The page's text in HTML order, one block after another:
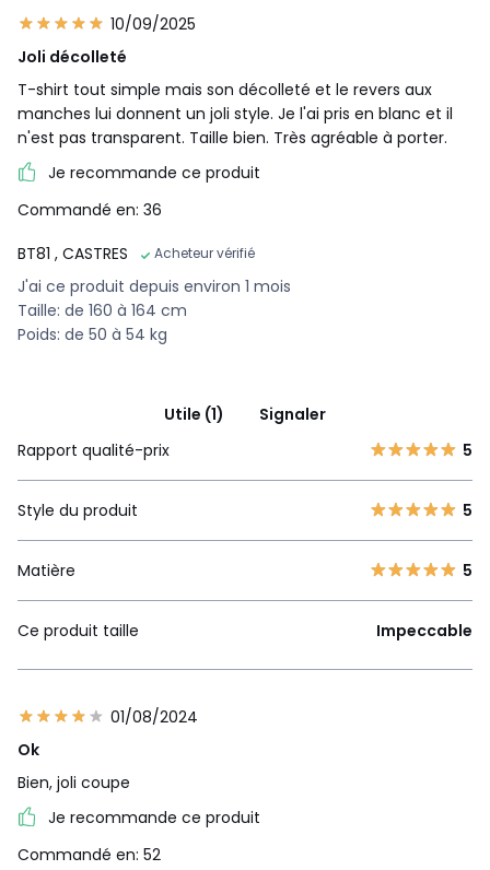
10/09/2025
Joli décolleté
T-shirt tout simple mais son décolleté et le revers aux
manches lui donnent un joli style. Je l'ai pris en blanc et il
n'est pas transparent. Taille bien. Très agréable à porter.
Je recommande ce produit
Commandé en: 36
BT81 , CASTRES Acheteur vérifié
J'ai ce produit depuis environ 1 mois
Taille: de 160 à 164 cm
Poids: de 50 à 54 kg
Utile (1)
Signaler
Rapport qualité-prix
5
Style du produit 5
Matière 5
Ce produit taille Impeccable
01/08/2024
Ok
Bien, joli coupe
Je recommande ce produit
Commandé en: 52